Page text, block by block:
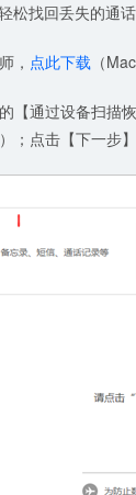
找回丢失的通话
， 点此下载 （
【通过设备扫描
点击【下一步